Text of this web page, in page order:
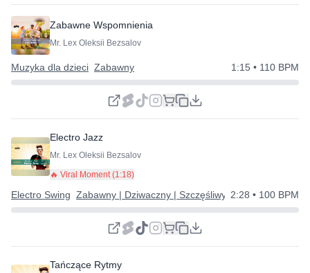
Zabawne Wspomnienia
Mr. Lex Oleksii Bezsalov
Muzyka dla dzieci Zabawny 1:15 • 110 BPM
Electro Jazz
Mr. Lex Oleksii Bezsalov
🔥 Viral Moment (1:18)
Electro Swing Zabawny | Dziwaczny | Szczęśliwy Zabawny
2:28 • 100 BPM
Tańczące Rytmy